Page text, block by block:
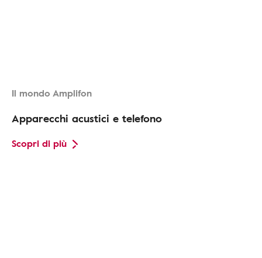
Il mondo Amplifon
Apparecchi acustici e telefono
Scopri di più